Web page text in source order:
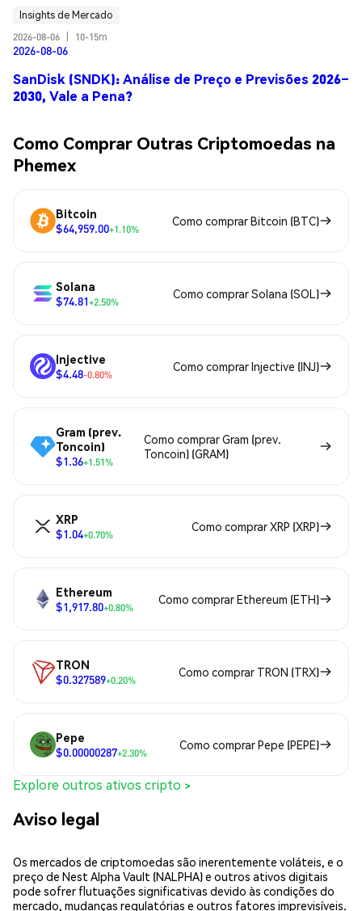
Insights de Mercado
2026-08-06
10-15m
2026-08-06
SanDisk (SNDK): Análise de Preço e Previsões 2026–
2030, Vale a Pena?
Como Comprar Outras Criptomoedas na
Phemex
Bitcoin
$64,959.00+1.10%
Como comprar Bitcoin (BTC)
Solana
$74.81+2.50%
Como comprar Solana (SOL)
Injective
$4.48-0.80%
Como comprar Injective (INJ)
Gram (prev.
Toncoin)
$1.36+1.51%
Como comprar Gram (prev.
Toncoin) (GRAM)
XRP
$1.04+0.70%
Como comprar XRP (XRP)
Ethereum
$1,917.80+0.80%
Como comprar Ethereum (ETH)
TRON
$0.327589+0.20%
Como comprar TRON (TRX)
Pepe
$0.00000287+2.30%
Como comprar Pepe (PEPE)
Explore outros ativos cripto >
Aviso legal
Os mercados de criptomoedas são inerentemente voláteis, e o
preço de Nest Alpha Vault (NALPHA) e outros ativos digitais
pode sofrer flutuações significativas devido às condições do
mercado, mudanças regulatórias e outros fatores imprevisíveis.